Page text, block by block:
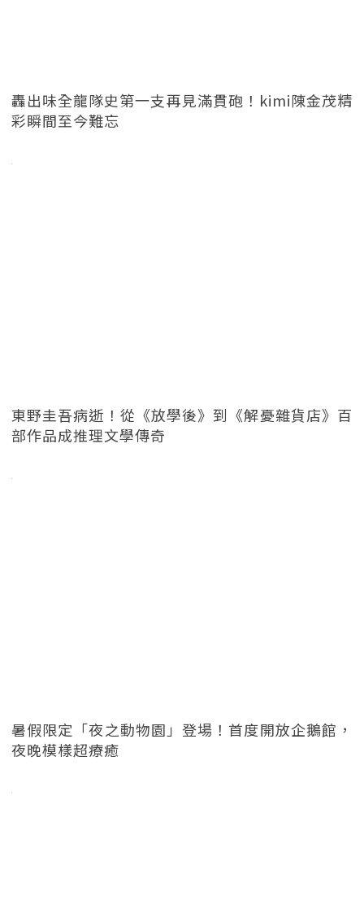
轟出味全龍隊史第一支再見滿貫砲！kimi陳金茂精
彩瞬間至今難忘
東野圭吾病逝！從《放學後》到《解憂雜貨店》百
部作品成推理文學傳奇
暑假限定「夜之動物園」登場！首度開放企鵝館，
夜晚模樣超療癒